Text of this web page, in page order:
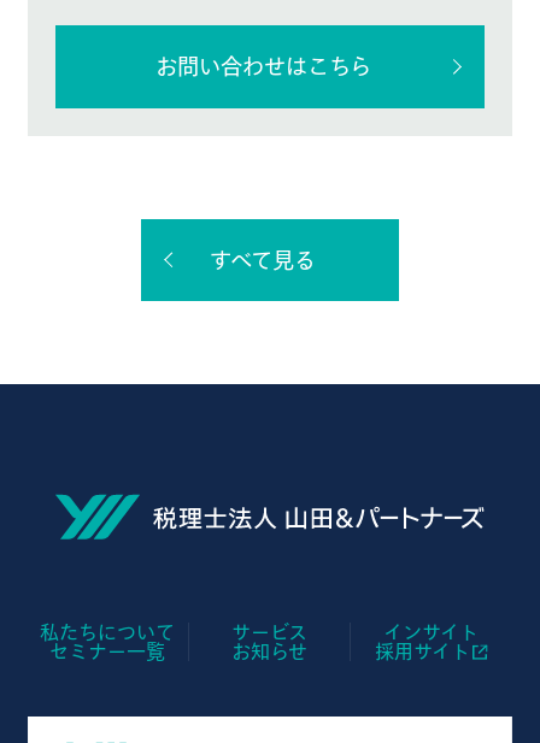
お問い合わせはこちら
すべて見る
私たちについて サービス
インサイト
セミナー一覧
お知らせ 採用サイト